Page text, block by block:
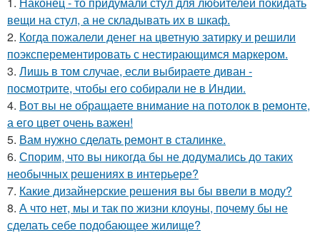
вещи на стул, а не складывать их в шкаф.
2. Когда пожалели денег на цветную затирку и решили
поэксперементировать с нестирающимся маркером.
3. Лишь в том случае, если выбираете диван -
посмотрите, чтобы его собирали не в Индии.
4. Вот вы не обращаете внимание на потолок в ремонте,
а его цвет очень важен!
5. Вам нужно сделать ремонт в сталинке.
6. Спорим, что вы никогда бы не додумались до таких
необычных решениях в интерьере?
7. Какие дизайнерские решения вы бы ввели в моду?
8. А что нет, мы и так по жизни клоуны, почему бы не
сделать себе подобающее жилище?